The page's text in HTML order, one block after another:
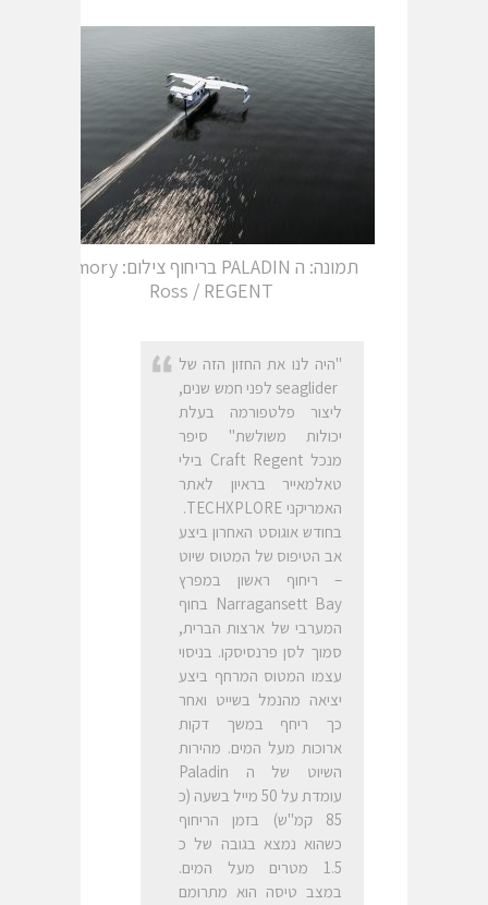
תמונה: ה PALADIN בריחוף צילום: Amory
Ross / REGENT
"היה לנו את החזון הזה של
seaglider לפני חמש שנים,
ליצור פלטפורמה בעלת
יכולות משולשת" סיפר
מנכל Craft Regent בילי
טאלמאייר בראיון לאתר
האמריקני TECHXPLORE.
בחודש אוגוסט האחרון ביצע
אב הטיפוס של המטוס שיוט
– ריחוף ראשון במפרץ
Narragansett Bay בחוף
המערבי של ארצות הברית,
סמוך לסן פרנסיסקו. בניסוי
עצמו המטוס המרחף ביצע
יציאה מהנמל בשייט ואחר
כך ריחף במשך דקות
ארוכות מעל המים. מהירות
השיוט של ה Paladin
עומדת על 50 מייל בשעה (כ
85 קמ"ש) בזמן הריחוף
כשהוא נמצא בגובה של כ
1.5 מטרים מעל המים.
במצב טיסה הוא מתרומם